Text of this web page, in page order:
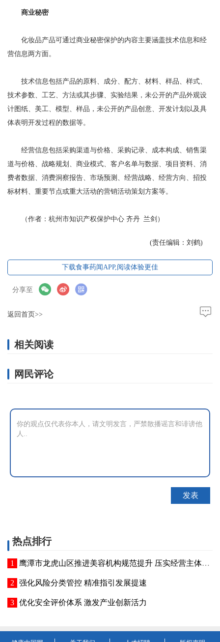
商业秘密
化妆品产品可通过商业秘密保护的内容主要涵盖技术信息和经
营信息两方面。
技术信息包括产品的原料、成分、配方、材料、样品、样式、
技术参数、工艺、方法或其步骤、实验结果，未公开的产品外观设
计图纸、美工、模型、样品，未公开的产品创意、开发计划以及具
体表明开发过程的数据等。
经营信息包括采购渠道与价格、采购记录、成本构成、销售渠
道与价格、战略规划、商业模式、客户名单与数据、项目资料、消
费者数据、消费洞察报告、市场预测、经营战略、经营方向、招投
标材料、重要节点或重大活动的营销活动策划方案等。
（作者：杭州市知识产权保护中心 齐丹 兰剑）
(责任编辑：刘鹤)
下载食事药闻APP,阅读体验更佳
分享至
返回首页>>
相关阅读
网民评论
热点排行
鹰潭市龙虎山区推进美容机构规范提升 压实经营主体责任
强化风险分类管控 精准指引发展提速
优化安全评价体系 激发产业创新活力